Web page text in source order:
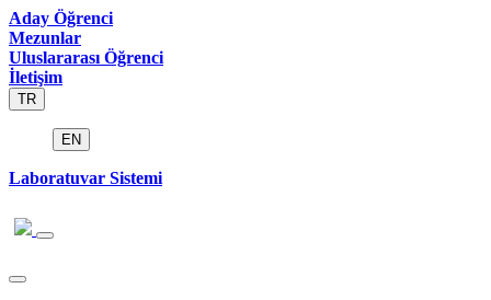
Aday Öğrenci
Mezunlar
Uluslararası Öğrenci
İletişim
TR
EN
Laboratuvar Sistemi